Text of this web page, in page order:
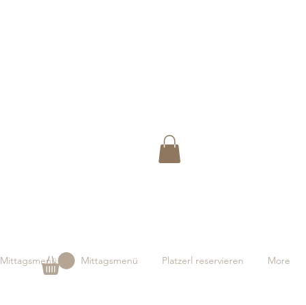
Mittagsmenü Mittagsmenü Platzerl reservieren More